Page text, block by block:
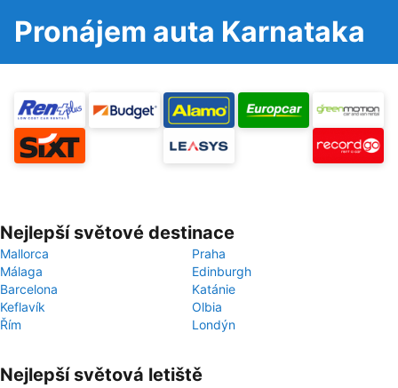
Pronájem auta Karnataka
Nejlepší světové destinace
Mallorca
Praha
Málaga
Edinburgh
Barcelona
Katánie
Keflavík
Olbia
Řím
Londýn
Nejlepší světová letiště